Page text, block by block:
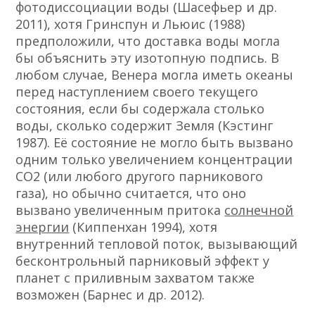
фотодиссоциации воды (Шасефьер и др.
2011), хотя Гринспун и Льюис (1988)
предположили, что доставка воды могла
бы объяснить эту изотопную подпись. В
любом случае, Венера могла иметь океаны
перед наступлением своего текущего
состояния, если бы содержала столько
воды, сколько содержит Земля (Кэстинг
1987). Её состояние не могло быть вызвано
одним только увеличением концентрации
СО2 (или любого другого парникового
газа), но обычно считается, что оно
вызвано увеличенным притока солнечной
энергии (Киппенхан 1994), хотя
внутренний тепловой поток, вызывающий
бесконтрольный парниковый эффект у
планет с приливным захватом также
возможен (Барнес и др. 2012).